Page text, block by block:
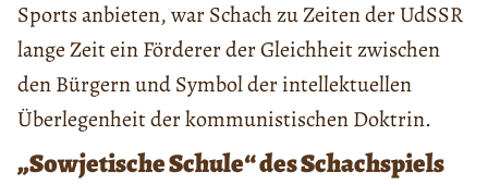
Sports anbieten, war Schach zu Zeiten der UdSSR
lange Zeit ein Förderer der Gleichheit zwischen
den Bürgern und Symbol der intellektuellen
Überlegenheit der kommunistischen Doktrin.
„Sowjetische Schule“ des Schachspiels